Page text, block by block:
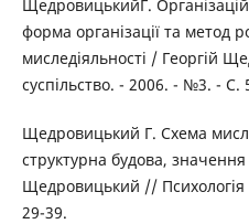
ЩедровицькийГ.
форма організації та метод
миследіяльності / Георгій
суспільство. - 2006. - №3. - C.
Щедровицький Г. Cхема
структурна будова, значення
Щедровицький // Психологія
29-39.